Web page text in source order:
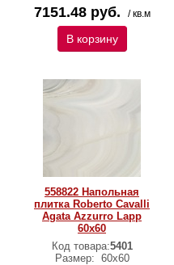
7151.48 руб. / кв.м
В корзину
558822 Напольная
плитка Roberto Cavalli
Agata Azzurro Lapp
60x60
Код товара:5401
Размер: 60х60